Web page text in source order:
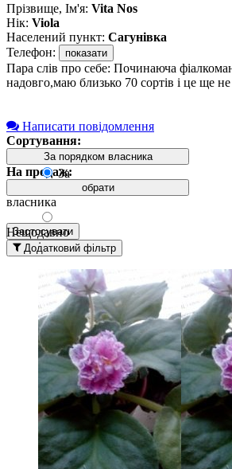
Прізвище, Ім'я: Vita Nos
Нік: Viola
Населений пункт: Сагунівка
Телефон:
показати
Пара слів про себе: Починаюча
надовго,маю близько 70 сортів і це ще
Написати повідомлення
Сортування:
За порядком власника
За
власника
Нещодавно
додані
вгорі
Давно
додані
За
назвою А-
назвою Я-
На продаж:
обрати
Застосувати
Додатковий фільтр